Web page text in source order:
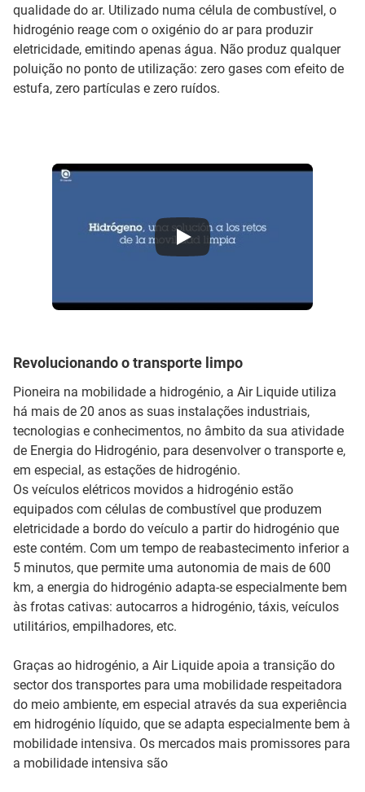
qualidade do ar. Utilizado numa célula de combustível, o
hidrogénio reage com o oxigénio do ar para produzir
eletricidade, emitindo apenas água. Não produz qualquer
poluição no ponto de utilização: zero gases com efeito de
estufa, zero partículas e zero ruídos.
Revolucionando o transporte limpo
Pioneira na mobilidade a hidrogénio, a Air Liquide utiliza
há mais de 20 anos as suas instalações industriais,
tecnologias e conhecimentos, no âmbito da sua atividade
de Energia do Hidrogénio, para desenvolver o transporte e,
em especial, as estações de hidrogénio.
Os veículos elétricos movidos a hidrogénio estão
equipados com células de combustível que produzem
eletricidade a bordo do veículo a partir do hidrogénio que
este contém. Com um tempo de reabastecimento inferior a
5 minutos, que permite uma autonomia de mais de 600
km, a energia do hidrogénio adapta-se especialmente bem
às frotas cativas: autocarros a hidrogénio, táxis, veículos
utilitários, empilhadores, etc.
Graças ao hidrogénio, a Air Liquide apoia a transição do
sector dos transportes para uma mobilidade respeitadora
do meio ambiente, em especial através da sua experiência
em hidrogénio líquido, que se adapta especialmente bem à
mobilidade intensiva. Os mercados mais promissores para
a mobilidade intensiva são